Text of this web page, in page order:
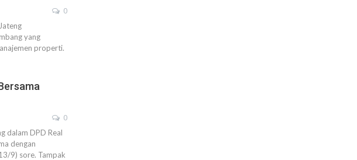
0
yang
properti.
0
dalam DPD Real
dengan
9) sore. Tampak